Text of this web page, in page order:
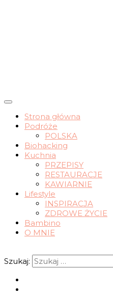
wrocławskie życie slow
Strona główna
Podróże
POLSKA
Biohacking
Kuchnia
PRZEPISY
RESTAURACJE
KAWIARNIE
Lifestyle
INSPIRACJA
ZDROWE ŻYCIE
Bambino
O MNIE
Szukaj: